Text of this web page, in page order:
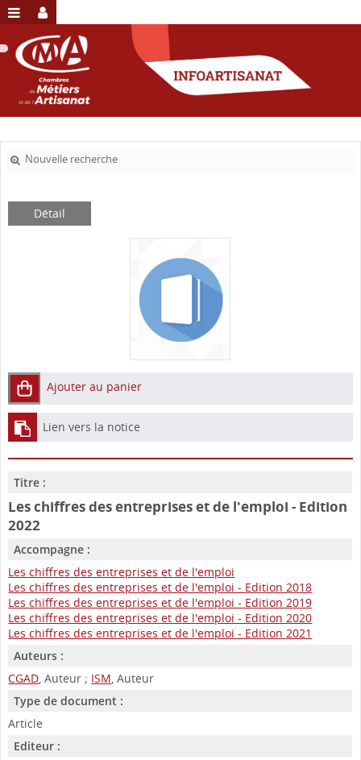
Nouvelle recherche
Détail
Ajouter au panier
Lien vers la notice
Titre :
Les chiffres des entreprises et de l'emploi - Edition
2022
Accompagne :
Les chiffres des entreprises et de l'emploi
Les chiffres des entreprises et de l'emploi - Edition 2018
Les chiffres des entreprises et de l'emploi - Edition 2019
Les chiffres des entreprises et de l'emploi - Edition 2020
Les chiffres des entreprises et de l'emploi - Edition 2021
Auteurs :
CGAD, Auteur ; ISM, Auteur
Type de document :
Article
Editeur :